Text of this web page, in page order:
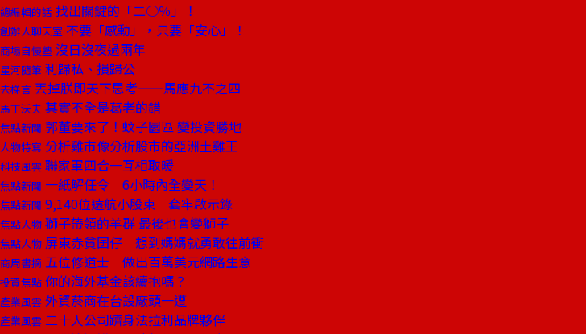
總編輯的話 找出關鍵的「二○％」！
創辦人聊天室 不要「感動」，只要「安心」！
商場自慢塾 沒日沒夜過兩年
星河隨筆 利歸私、損歸公
去梯言 丟掉朕即天下思考——馬應九不之四
馬丁沃夫 其實不全是葛老的錯
焦點新聞 郭董要來了！蚊子園區 變投資勝地
人物特寫 分析雞市像分析股市的亞洲土雞王
科技風雲 聯家軍四合一互相取暖
焦點新聞 一紙解任令 6小時內全變天！
焦點新聞 9,140位遠航小股東 套牢啟示錄
焦點人物 獅子帶領的羊群 最後也會變獅子
焦點人物 屏東赤貧囝仔 想到媽媽就勇敢往前衝
商周書摘 五位修道士 做出百萬美元網路生意
投資焦點 你的海外基金該續抱嗎？
產業風雲 外資菸商在台設廠頭一遭
產業風雲 二十人公司躋身法拉利品牌夥伴